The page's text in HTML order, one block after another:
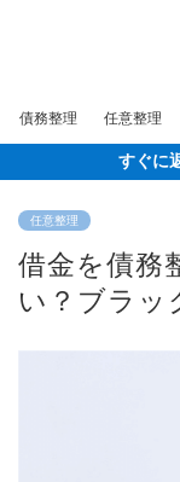
債務整理 任意整理
すぐに
任意整理
借金を債務
い？ブラッ